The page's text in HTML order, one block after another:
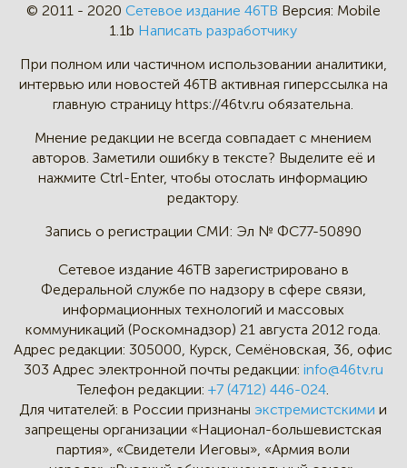
© 2011 - 2020 Сетевое издание 46ТВ Версия: Mobile
1.1b Написать разработчику
При полном или частичном использовании аналитики,
интервью или новостей 46TB активная гиперссылка на
главную страницу https://46tv.ru обязательна.
Мнение редакции не всегда совпадает с мнением
авторов. Заметили ошибку в тексте? Выделите её и
нажмите Ctrl-Enter, чтобы отослать информацию
редактору.
Запись о регистрации СМИ: Эл № ФС77-50890
Сетевое издание 46ТВ зарегистрировано в
Федеральной службе по надзору в сфере связи,
информационных технологий и массовых
коммуникаций (Роскомнадзор) 21 августа 2012 года.
Адрес редакции: 305000, Курск, Семёновская, 36, офис
303 Адрес электронной почты редакции: info@46tv.ru
Телефон редакции: +7 (4712) 446-024
Для читателей: в России признаныэкстремистскими и
запрещены организации «Национал-большевистская
партия», «Свидетели Иеговы», «Армия воли